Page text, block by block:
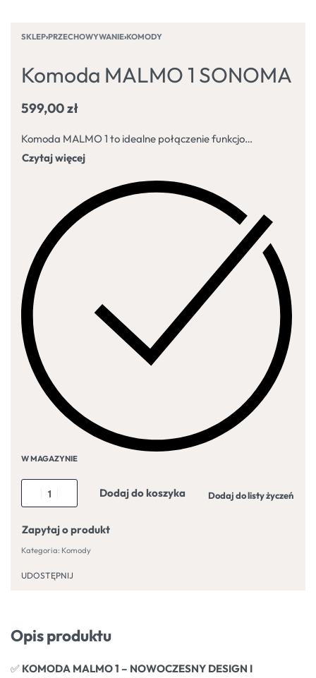
SKLEP›PRZECHOWYWANIE›KOMODY
Komoda MALMO 1 SONOMA
599,00zł
Komoda MALMO 1 to idealne połączenie funkcjonalności i eleganckiego, nowoczesnego stylu. Jej uniwersalny design doskonale dopasuje się do każdego wnętrza – od salonu i sypialni, po przedpokój czy biuro.
W MAGAZYNIE
Dodaj do koszyka Dodaj do listy życzeń
Zapytaj o produkt
Kategoria: Komody
UDOSTĘPNIJ
Opis produktu
✅ KOMODA MALMO 1 – NOWOCZESNY DESIGN I